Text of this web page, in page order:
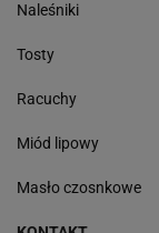
Naleśniki
Tosty
Racuchy
Miód lipowy
Masło czosnkowe